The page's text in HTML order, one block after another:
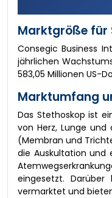
Marktgröße für
Consegic Business
jährlichen
583,05 Millionen US-
Marktumfang
Das Stethoskop ist
von Herz, Lunge
(Membran und
die Auskultation und
eingesetzt. Darüber
vermarktet und